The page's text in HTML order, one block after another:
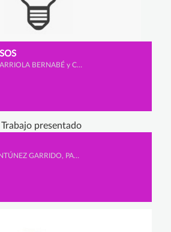
Secundaria, AINARA BARRIOLA BERNABÉ y CLAUDIA LADRERO DE SANMILLÁN
Secundaria, DANIEL ANTÚNEZ GARRIDO, PABLO MARTÍN BRAVO y PABLO TABOADA GONZÁLEZ